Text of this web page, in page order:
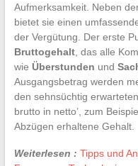
Aufmerksamkeit. Neben
bietet sie einen
der Vergütung. Der erste
Bruttogehalt, das alle
wie Überstunden und
Ausgangsbetrag werden
den sehnsüchtig
brutto in netto’, zum
Abzügen erhaltene Gehalt.
Weiterlesen : Tipps und